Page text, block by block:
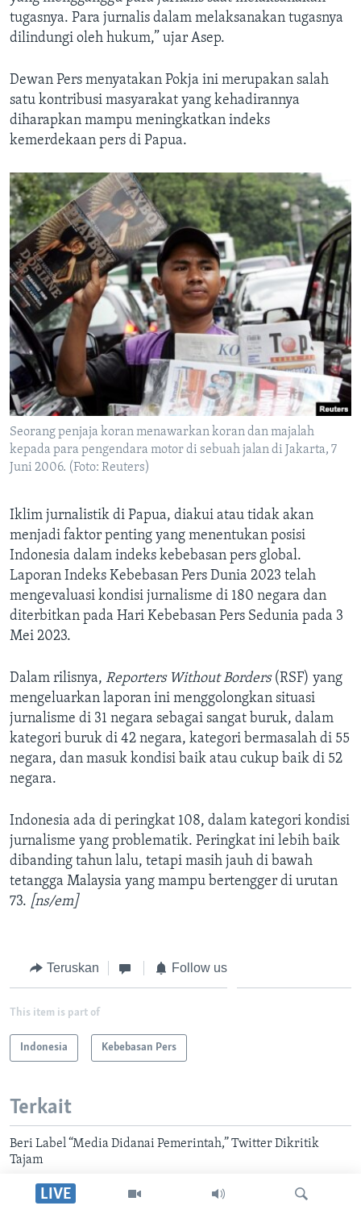
LIVE
tugasnya. Para jurnalis dalam melaksanakan tugasnya
dilindungi oleh hukum,” ujar Asep.
Dewan Pers menyatakan Pokja ini merupakan salah
satu kontribusi masyarakat yang kehadirannya
diharapkan mampu meningkatkan indeks
kemerdekaan pers di Papua.
Seorang penjaja koran menawarkan koran dan majalah
kepada para pengendara motor di sebuah jalan di Jakarta, 7
Juni 2006. (Foto: Reuters)
Iklim jurnalistik di Papua, diakui atau tidak akan
menjadi faktor penting yang menentukan posisi
Indonesia dalam indeks kebebasan pers global.
Laporan Indeks Kebebasan Pers Dunia 2023 telah
mengevaluasi kondisi jurnalisme di 180 negara dan
diterbitkan pada Hari Kebebasan Pers Sedunia pada 3
Mei 2023.
Dalam rilisnya, Reporters Without Borders(RSF) yang
mengeluarkan laporan ini menggolongkan situasi
jurnalisme di 31 negara sebagai sangat buruk, dalam
kategori buruk di 42 negara, kategori bermasalah di 55
negara, dan masuk kondisi baik atau cukup baik di 52
negara.
Indonesia ada di peringkat 108, dalam kategori kondisi
jurnalisme yang problematik. Peringkat ini lebih baik
dibanding tahun lalu, tetapi masih jauh di bawah
tetangga Malaysia yang mampu bertengger di urutan
73. [ns/em]
Teruskan Follow us
This item is part of
Indonesia Kebebasan Pers
Terkait
Beri Label “Media Didanai Pemerintah,” Twitter Dikritik
Tajam
Teropong News di Sorong Diserang, AJI Indonesia: